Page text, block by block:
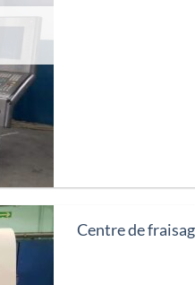
Centre de